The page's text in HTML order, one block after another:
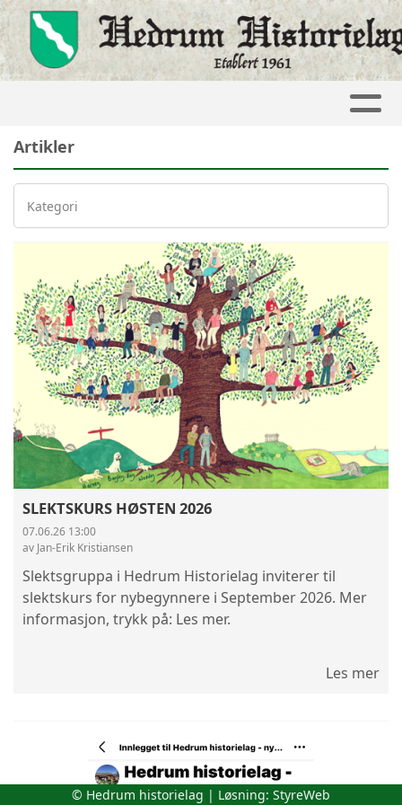
Artikler
Kategori
SLEKTSKURS HØSTEN 2026
07.06.26 13:00
av Jan-Erik Kristiansen
Slektsgruppa i Hedrum Historielag inviterer til
slektskurs for nybegynnere i September 2026. Mer
informasjon, trykk på: Les mer.
Les mer
© Hedrum historielag | Løsning: StyreWeb